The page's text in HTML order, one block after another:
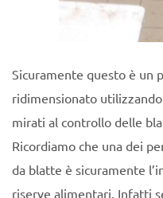
Sicuramente questo è un
ridimensionato
mirati al controllo delle
Ricordiamo che una dei
da blatte è sicuramente
riserve alimentari. Infatti